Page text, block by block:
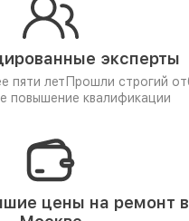
эксперты
пяти лет Прошли строгий
повышение квалификации
цены на ремонт в